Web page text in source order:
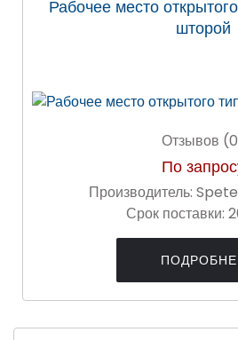
Рабочее место
шторой
Отзывов
По
Производитель:
Срок поставки: